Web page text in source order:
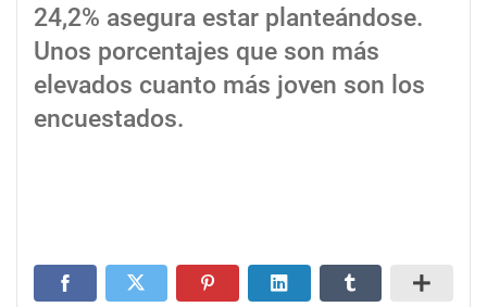
24,2% asegura estar planteándose.
Unos porcentajes que son más
elevados cuanto más joven son los
encuestados.